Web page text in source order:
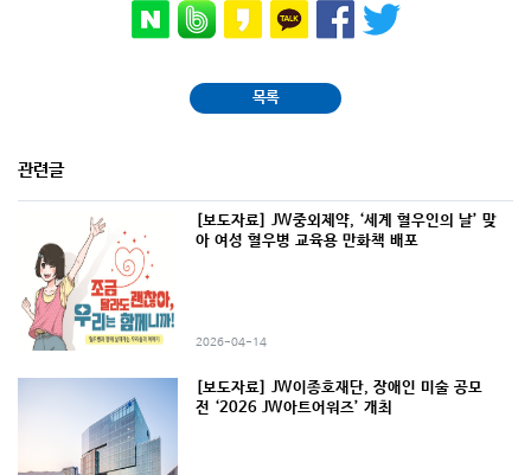
목록
관련글
[보도자료] JW중외제약, ‘세계 혈우인의 날’ 맞
아 여성 혈우병 교육용 만화책 배포
2026-04-14
[보도자료] JW이종호재단, 장애인 미술 공모
전 ‘2026 JW아트어워즈’ 개최